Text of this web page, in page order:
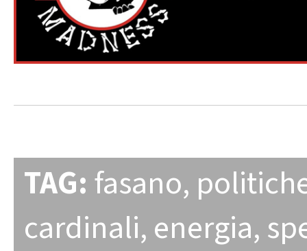
TAG: fasano,
cardinali, energia,